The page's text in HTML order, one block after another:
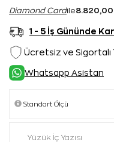
Diamond Cardile8.820,00
1 - 5 İş Gününde
Ücretsiz ve Sigortalı
Whatsapp Asistan